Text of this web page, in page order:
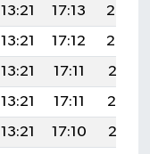
13:21 17:13
20:23
13:21 17:12
20:22
13:21 17:11
20:21
13:21 17:11
20:19
13:21 17:10
20:18